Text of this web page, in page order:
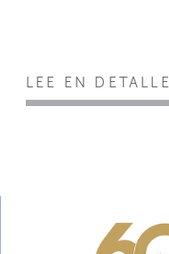
LEE EN DETALLE